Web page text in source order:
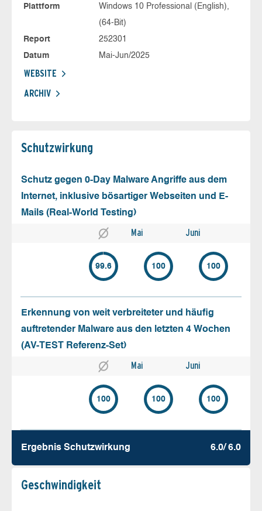
Plattform
Windows 10 Professional (English),
(64-Bit)
Report
252301
Datum
Mai-Jun/2025
WEBSITE
ARCHIV
Schutz­wirkung
Schutz gegen 0-Day Malware Angriffe aus dem
Internet, inklusive bösartiger Webseiten und E-
Mails (Real-World Testing)
Mai Juni
99.6 100 100
Erkennung von weit verbreiteter und häufig
auftretender Malware aus den letzten 4 Wochen
(AV-TEST Referenz-Set)
Mai Juni
100 100 100
Ergebnis Schutz­wirkung 6.0/ 6.0
Geschw­indigkeit